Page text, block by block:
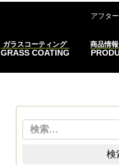
アフタ
ガラスコーティング
GRASS COATING
商品情
検